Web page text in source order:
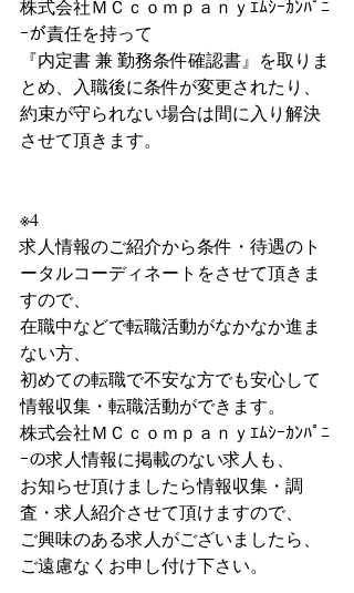
株式会社ＭＣｃｏｍｐａｎｙｴﾑｼｰｶﾝﾊﾟﾆ
ｰが責任を持って
『内定書 兼 勤務条件確認書』を取りま
とめ、入職後に条件が変更されたり、
約束が守られない場合は間に入り解決
させて頂きます。
※4
求人情報のご紹介から条件・待遇のト
ータルコーディネートをさせて頂きま
すので、
在職中などで転職活動がなかなか進ま
ない方、
初めての転職で不安な方でも安心して
情報収集・転職活動ができます。
株式会社ＭＣｃｏｍｐａｎｙｴﾑｼｰｶﾝﾊﾟﾆ
ｰの求人情報に掲載のない求人も、
お知らせ頂けましたら情報収集・調
査・求人紹介させて頂けますので、
ご興味のある求人がございましたら、
ご遠慮なくお申し付け下さい。